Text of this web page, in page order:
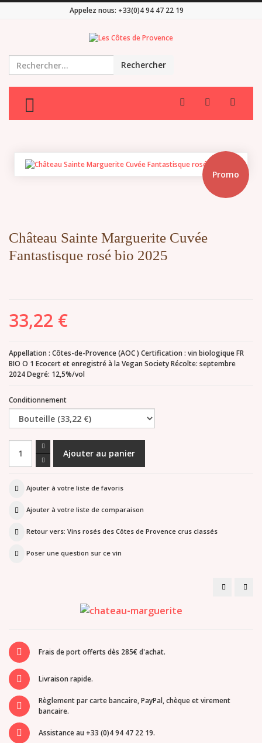
Appelez nous: +33(0)4 94 47 22 19
Rechercher
TOGGLE MENU
Promo
Château Sainte Marguerite Cuvée
Fantastisque rosé bio 2025
33,22 €
Appellation : Côtes-de-Provence (AOC ) Certification : vin biologique FR
BIO O 1 Ecocert et enregistré à la Vegan Society Récolte: septembre
2024 Degré: 12,5%/vol
Conditionnement
Ajouter à votre liste de favoris
Ajouter à votre liste de comparaison
Retour vers: Vins rosés des Côtes de Provence crus classés
Poser une question sur ce vin
Magnum
Frais de port offerts dès 285€ d'achat.
Livraison rapide.
Règlement par carte bancaire, PayPal, chèque et virement
bancaire.
Assistance au +33 (0)4 94 47 22 19.